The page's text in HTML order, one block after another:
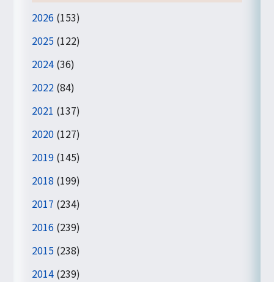
2026 (153)
2025 (122)
2024 (36)
2022 (84)
2021 (137)
2020 (127)
2019 (145)
2018 (199)
2017 (234)
2016 (239)
2015 (238)
2014 (239)